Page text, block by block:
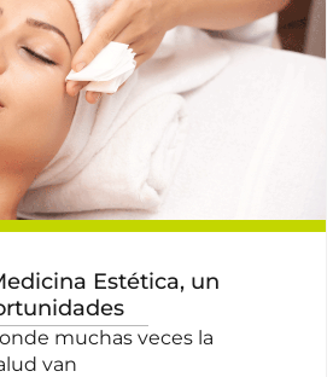
Estética, un
muchas veces la
van